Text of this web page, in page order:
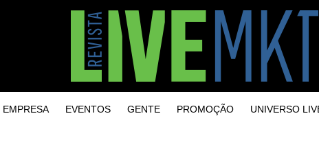
EMPRESA EVENTOS GENTE PROMOÇÃO UNIVERSO